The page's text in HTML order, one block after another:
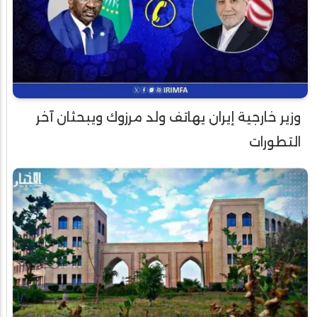
وزير خارجية إيران يهاتف ولد مرزوك ويبحثان آخر
التطورات